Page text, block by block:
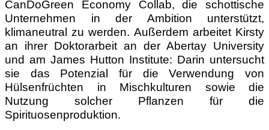
CanDoGreen Economy Collab, die schottische
Unternehmen in der Ambition unterstützt,
klimaneutral zu werden. Außerdem arbeitet Kirsty
an ihrer Doktorarbeit an der Abertay University
und am James Hutton Institute: Darin untersucht
sie das Potenzial für die Verwendung von
Hülsenfrüchten in Mischkulturen sowie die
Nutzung solcher Pflanzen für die
Spirituosenproduktion.